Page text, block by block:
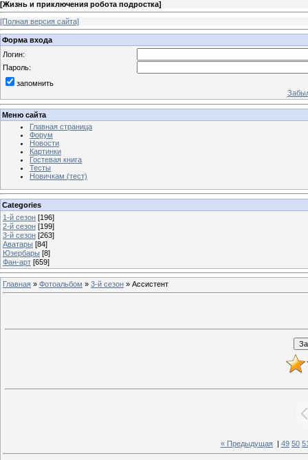
[Жизнь и приключения робота подростка]
[Полная версия сайта]
Форма входа
Логин:
Пароль:
запомнить
Меню сайта
Главная страница
Форум
Новости
Картинки
Гостевая книга
Тесты
Новичкам (тест)
Categories
1-й сезон [196]
2-й сезон [199]
3-й сезон [263]
Аватары [84]
Юзербары [8]
Фан-арт [659]
Главная » Фотоальбом » 3-й сезон » Ассистент
« Предыдущая | 49 50